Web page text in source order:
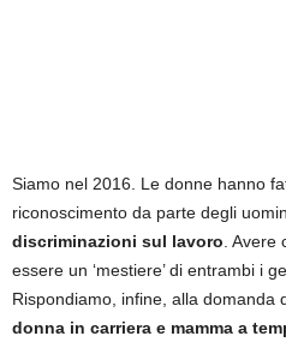
Siamo nel 2016. Le donne hanno
riconoscimento da parte degli
discriminazioni sul lavoro .
essere un ‘mestiere’ di entrambi i
Rispondiamo, infine, alla domanda
donna in carriera e mamma a